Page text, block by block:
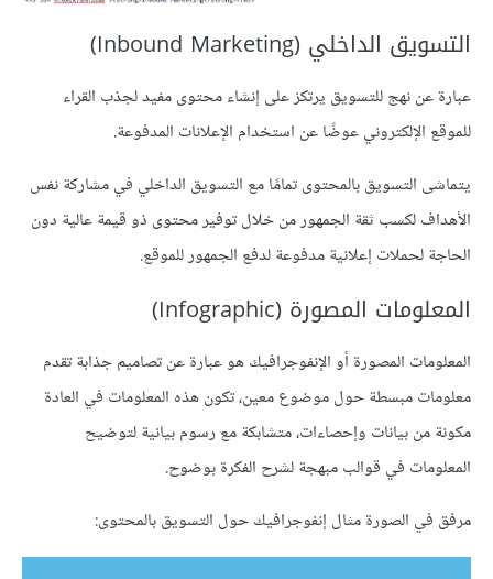
التسويق الداخلي (Inbound Marketing)
عبارة عن نهج للتسويق يرتكز على إنشاء محتوى مفيد لجذب القراء
للموقع الإلكتروني عوضًا عن استخدام الإعلانات المدفوعة.
يتماشى التسويق بالمحتوى تمامًا مع التسويق الداخلي في مشاركة نفس
الأهداف لكسب ثقة الجمهور من خلال توفير محتوى ذو قيمة عالية دون
الحاجة لحملات إعلانية مدفوعة لدفع الجمهور للموقع.
المعلومات المصورة (Infographic)
المعلومات المصورة أو الإنفوجرافيك هو عبارة عن تصاميم جذابة تقدم
معلومات مبسطة حول موضوع معين، تكون هذه المعلومات في العادة
مكونة من بيانات وإحصاءات، متشابكة مع رسوم بيانية لتوضيح
المعلومات في قوالب مبهجة لشرح الفكرة بوضوح.
مرفق في الصورة مثال إنفوجرافيك حول التسويق بالمحتوى: